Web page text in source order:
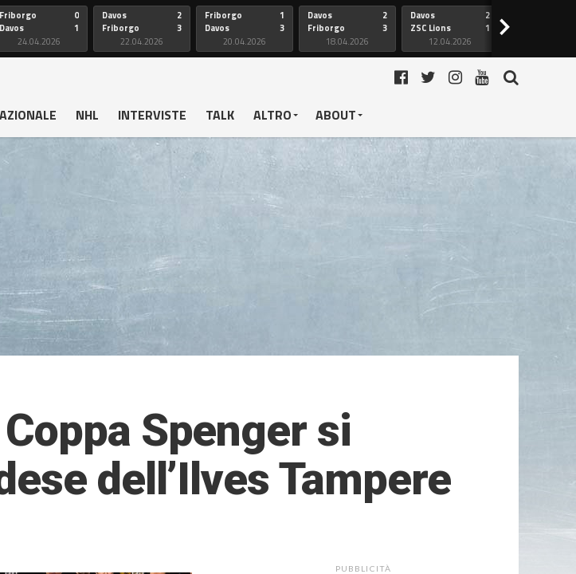
Friborgo
Davos
0
1
24.04.2026
Davos
Friborgo
2
3
22.04.2026
Friborgo
Davos
1
3
20.04.2026
Davos
Friborgo
2
3
18.04.2026
Davos
ZSC Lions
2
1
12.04.2026
>
NHL INTERVISTE TALK ALTRO ABOUT
Spenger si
dell’Ilves Tampere
PUBBLICITÀ